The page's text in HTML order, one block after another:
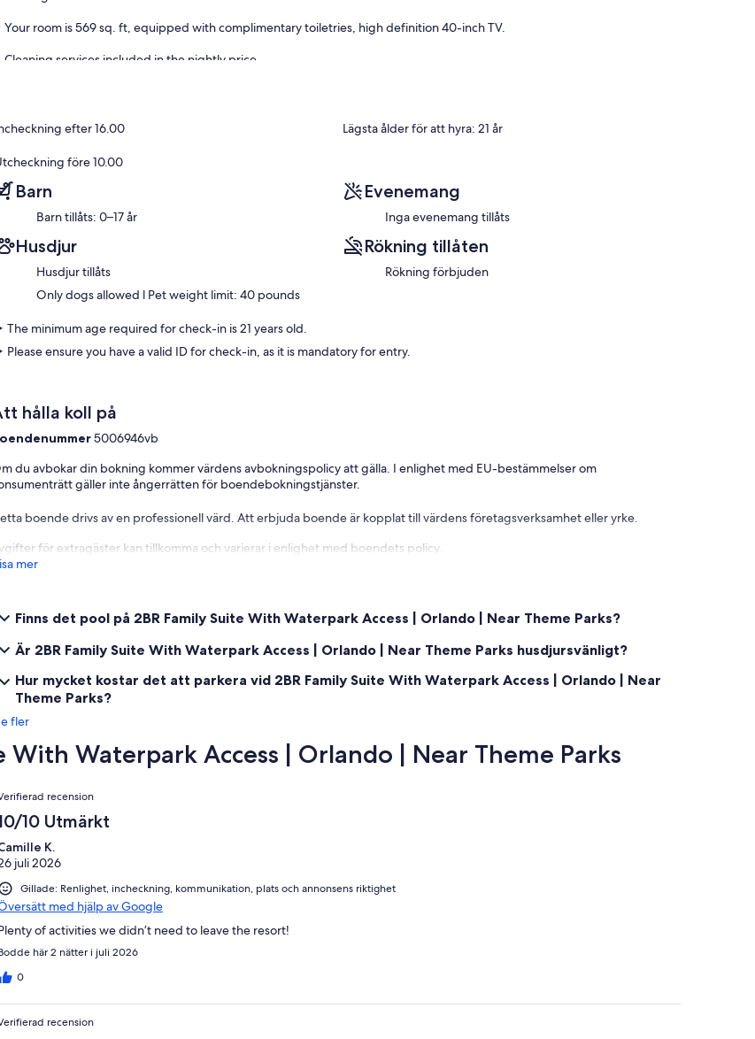
Your room is 569 sq. ft, equipped with complimentary toiletries, high definition 40-inch TV.
services included in the nightly price.
The minimum age required for check-in is 21 years old.
Please ensure you have a valid ID for check-in, as it is mandatory for entry.
Guest Access:
During your stay, you will have access to the property and amenities according to the following schedule:
✦ Check-in is available from 04:00 pm.
✦ You may keep your luggage at the front desk if you arrive early.
Public or shared fitness center is available, available in the property.
✦ Outdoor shared pool is available.
✦ Shuttle service is available upon request for free.
Things to Note:
are welcome with an additional charge of $125.00. Only dogs allowed l Pet weight limit: 40 pounds
✦ Buffet breakfast is available for a fee.
Early check-in and late check-out are subject to availability for a fee.
efter 16.00 Lägsta ålder för att hyra: 21 år
före 10.00
Barn
Barn tillåts: 0–17 år
Evenemang
Inga evenemang tillåts
Husdjur
Husdjur tillåts
Only dogs allowed l Pet weight limit: 40 pounds
Rökning tillåten
Rökning förbjuden
The minimum age required for check-in is 21 years old.
Please ensure you have a valid ID for check-in, as it is mandatory for entry.
hålla koll på
5006946vb
du avbokar din bokning kommer värdens avbokningspolicy att gälla. I enlighet med EU-bestämmelser om
gäller inte ångerrätten för boendebokningstjänster.
boende drivs av en professionell värd. Att erbjuda boende är kopplat till värdens företagsverksamhet eller yrke.
för extragäster kan tillkomma och varierar i enlighet med boendets policy.
mer
Finns det pool på 2BR Family Suite With Waterpark Access | Orlando | Near Theme Parks?
Är 2BR Family Suite With Waterpark Access | Orlando | Near Theme Parks husdjursvänligt?
Hur mycket kostar det att parkera vid 2BR Family Suite With Waterpark Access | Orlando | Near
Theme Parks?
fler
With Waterpark Access | Orlando | Near Theme Parks
recension
10 Utmärkt
K.
juli 2026
Gillade: Renlighet, incheckning, kommunikation, plats och annonsens riktighet
med hjälp av Google
of activities we didn’t need to leave the resort!
här 2 nätter i juli 2026
0
recension